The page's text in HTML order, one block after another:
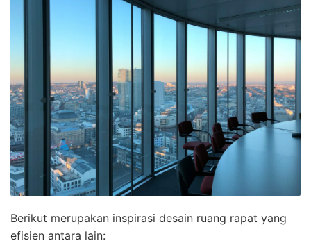
Berikut merupakan inspirasi desain ruang rapat yang
efisien antara lain: